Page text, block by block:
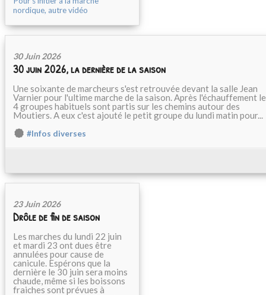
nordique, autre vidéo
30 Juin 2026
30 juin 2026, la dernière de la saison
Une soixante de marcheurs s'est retrouvée devant la salle Jean
Varnier pour l'ultime marche de la saison. Après l'échauffement
4 groupes habituels sont partis sur les chemins autour des
Moutiers. A eux c'est ajouté le petit groupe du lundi matin pour...
#Infos diverses
23 Juin 2026
Drôle de fin de saison
Les marches du lundi 22 juin
et mardi 23 ont dues être
annulées pour cause de
canicule. Espérons que la
dernière le 30 juin sera moins
chaude, même si les boissons
fraiches sont prévues à